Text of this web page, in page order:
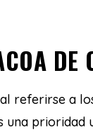
DE
referirse a
una